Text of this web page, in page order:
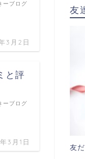
3月2日
ーブログ
と評
3月1日
ーブログ
友
友